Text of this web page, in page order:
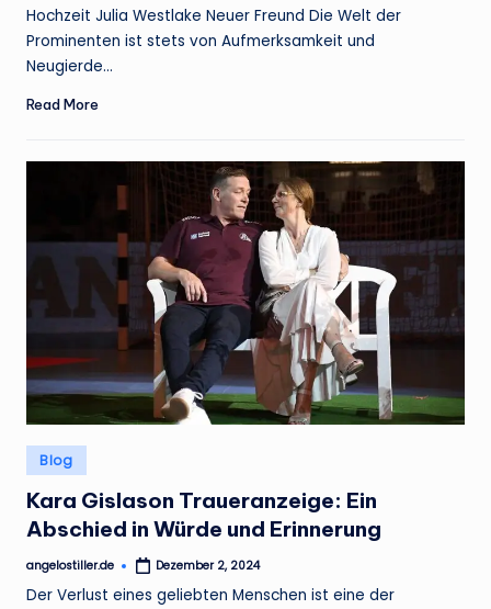
Hochzeit Julia Westlake Neuer Freund Die Welt der
Prominenten ist stets von Aufmerksamkeit und
Neugierde…
Read More
Posted
in
Blog
Kara Gislason Traueranzeige: Ein
Abschied in Würde und Erinnerung
Posted
angelostiller.de Dezember 2, 2024
Der Verlust eines geliebten Menschen ist eine der